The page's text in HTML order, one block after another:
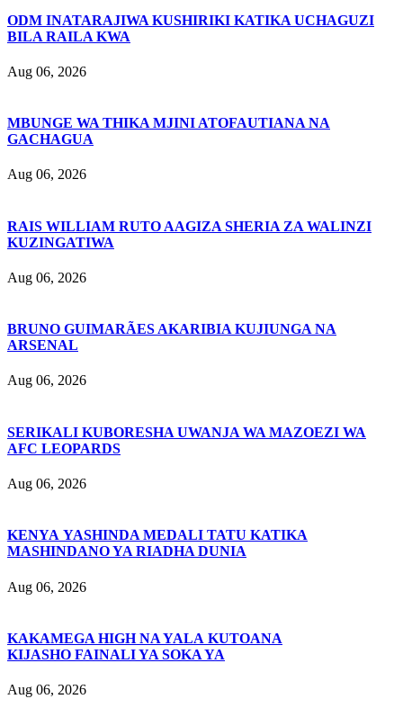
ODM INATARAJIWA KUSHIRIKI KATIKA UCHAGUZI
BILA RAILA KWA
Aug 06, 2026
MBUNGE WA THIKA MJINI ATOFAUTIANA NA
GACHAGUA
Aug 06, 2026
RAIS WILLIAM RUTO AAGIZA SHERIA ZA WALINZI
KUZINGATIWA
Aug 06, 2026
BRUNO GUIMARÃES AKARIBIA KUJIUNGA NA
ARSENAL
Aug 06, 2026
SERIKALI KUBORESHA UWANJA WA MAZOEZI WA
AFC LEOPARDS
Aug 06, 2026
KENYA YASHINDA MEDALI TATU KATIKA
MASHINDANO YA RIADHA DUNIA
Aug 06, 2026
KAKAMEGA HIGH NA YALA KUTOANA
KIJASHO FAINALI YA SOKA YA
Aug 06, 2026